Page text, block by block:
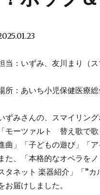
当：いずみ、友川まり（ス
所：あいち小児保健医療総
ずみさんの、スマイリン
「モーツァルト 替え歌で
曲」「子どもの遊び」「
た、「本格的なオペラを
タネット 楽器紹介」「”カ
お届けしました。